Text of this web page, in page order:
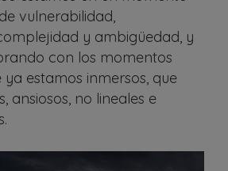
vulnerabilidad,
y ambigüedad, y
con los momentos
ya estamos inmersos, que
ansiosos, no lineales e